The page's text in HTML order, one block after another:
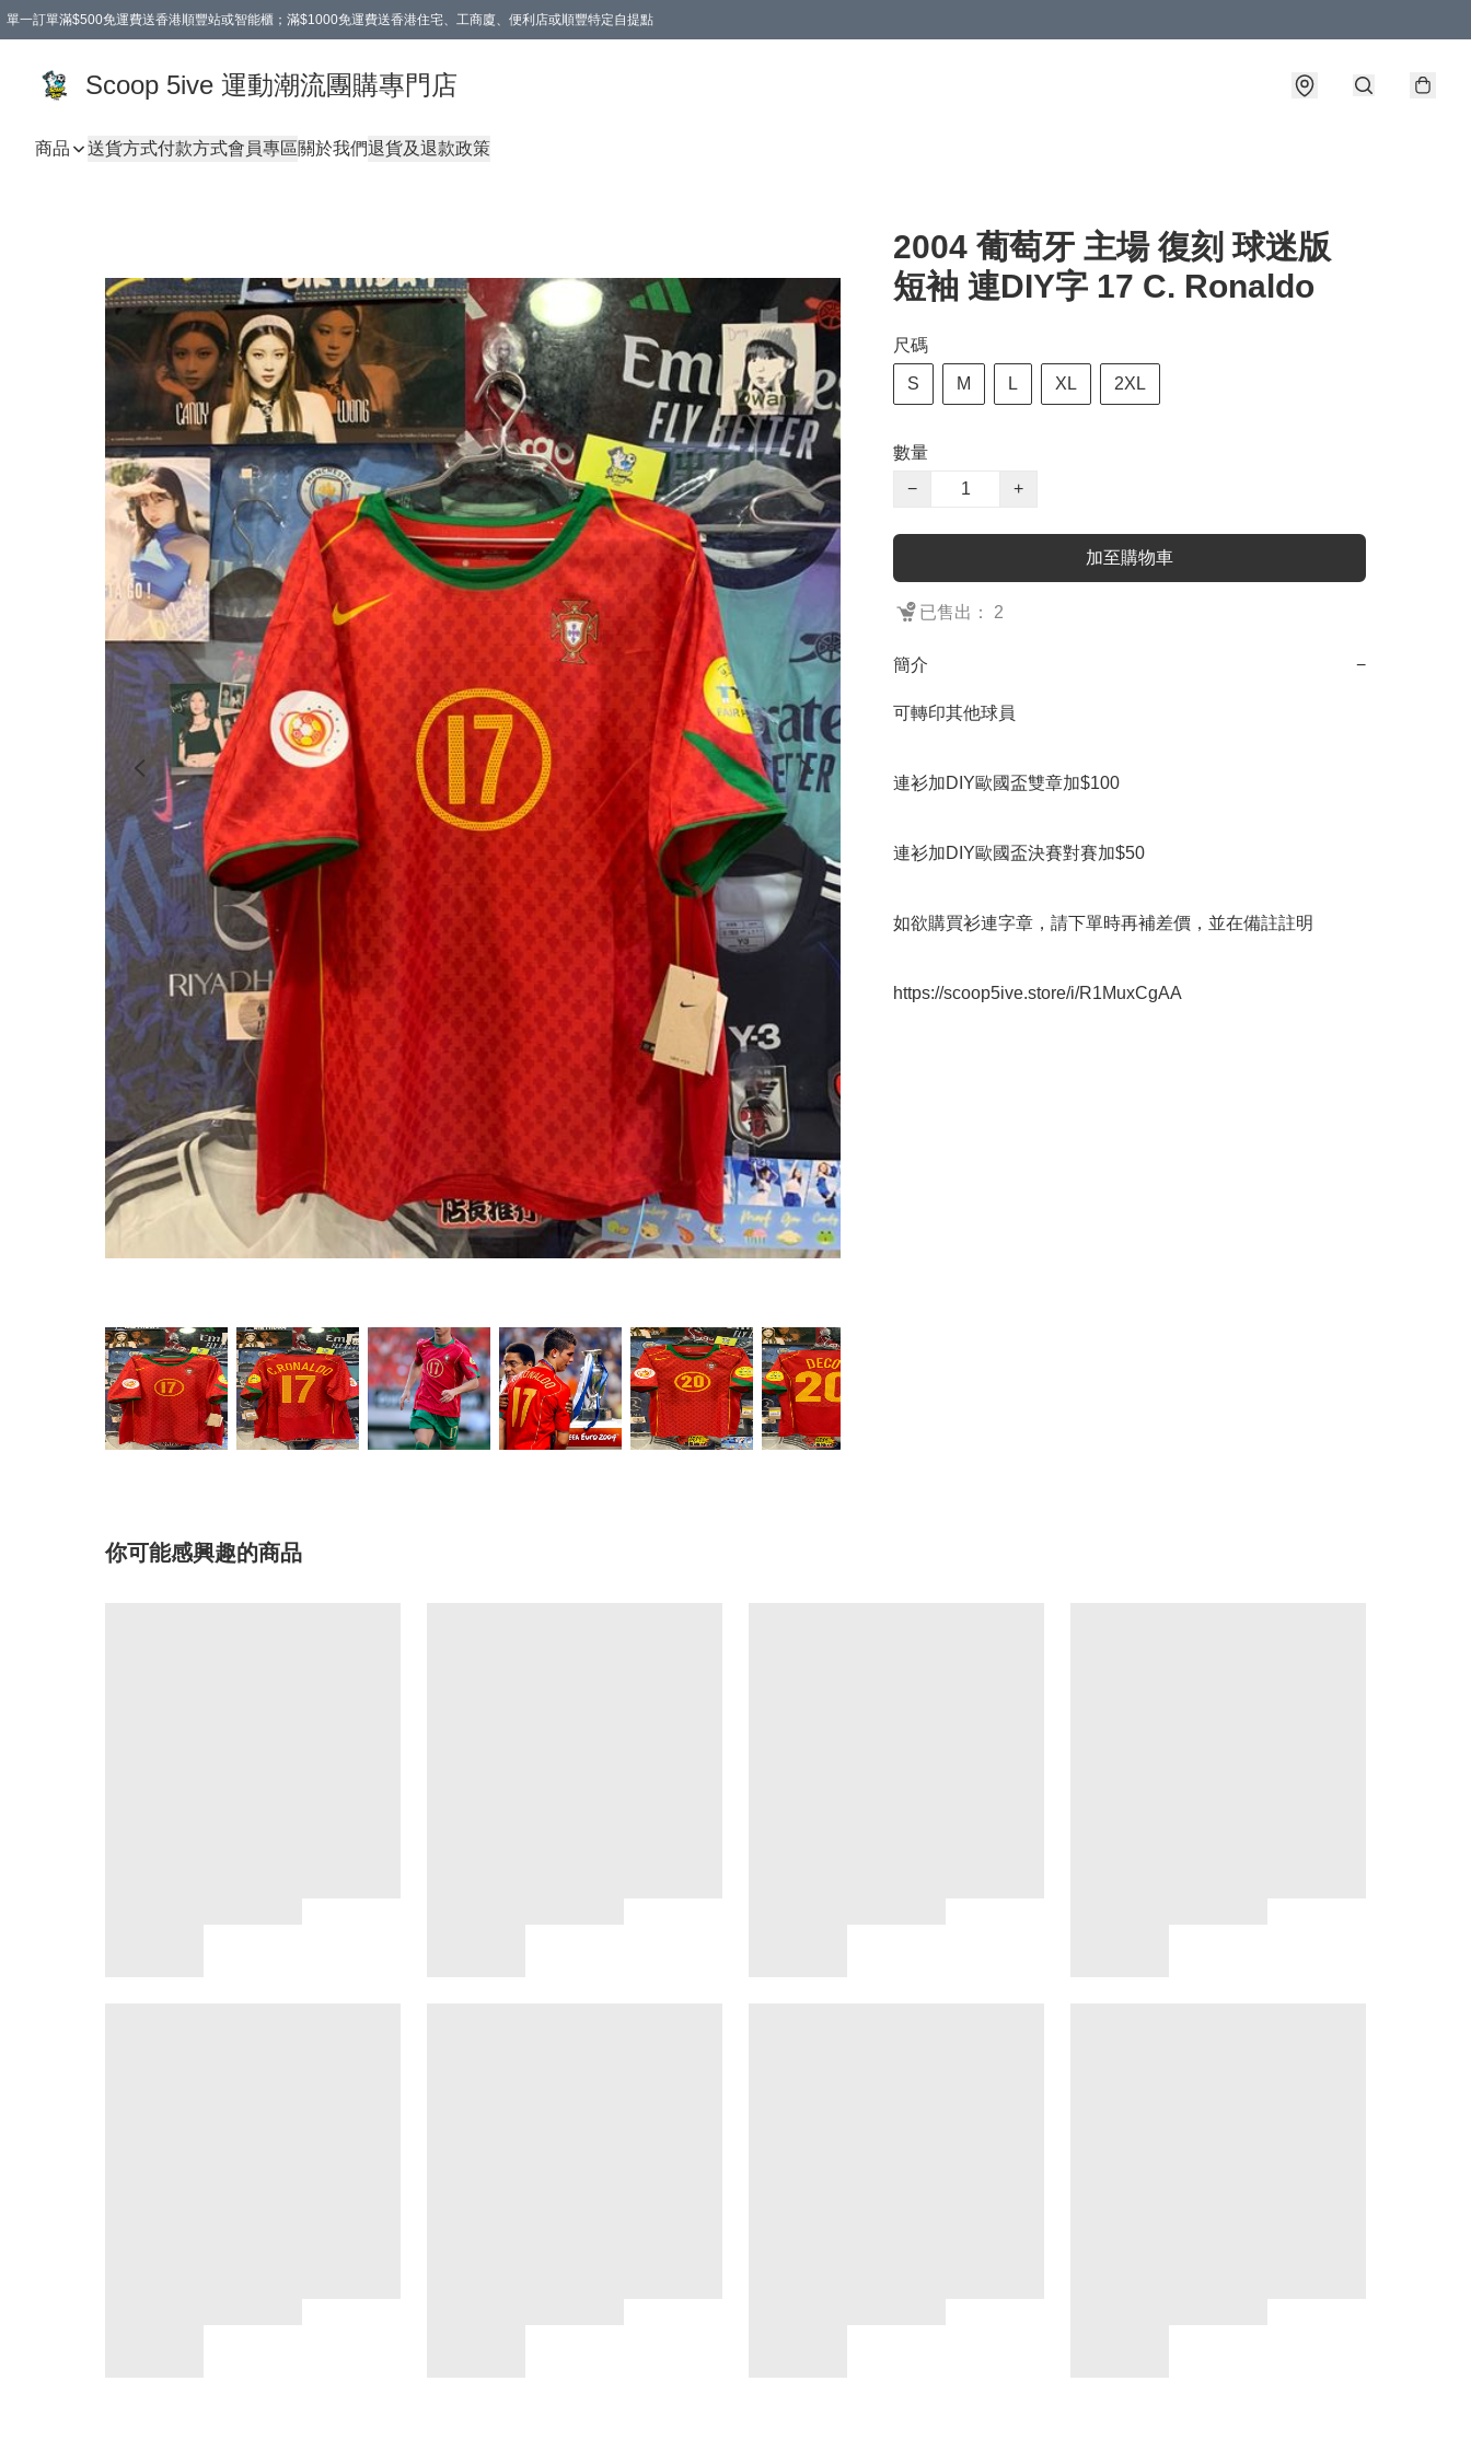
單一訂單滿$500免運費送香港順豐站或智能櫃；滿$1000免運費送香港住宅、工商廈、便利店或順豐特定自提點
Scoop 5ive 運動潮流團購專門店
商品 送貨方式付款方式會員專區關於我們退貨及退款政策
2004 葡萄牙 主場 復刻 球迷版
短袖 連DIY字 17 C. Ronaldo
尺碼
S M L XL 2XL
數量
−
+
加至購物車
已售出： 2
簡介 −
可轉印其他球員
連衫加DIY歐國盃雙章加$100
連衫加DIY歐國盃決賽對賽加$50
如欲購買衫連字章，請下單時再補差價，並在備註註明
https://scoop5ive.store/i/R1MuxCgAA
你可能感興趣的商品